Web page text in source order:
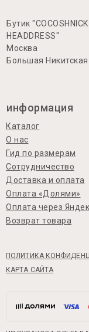
информация
Бутик "COCOSHNICK
HEADDRESS"
Москва
Большая Никитская
КАРТА САЙТА
ПОЛИТИКА
Каталог
О нас
Гид по размерам
Доставка и оплата
Оплата «Долями»
Возврат товара
Оплата через
Сотрудничество